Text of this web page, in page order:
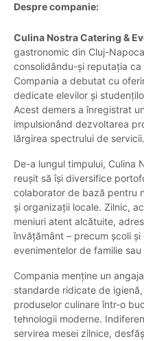
Despre companie:
Culina Nostra Catering &
gastronomic din Cluj-
consolidându-și reputația
Compania a debutat cu
dedicate elevilor și
Acest demers a înregistrat
impulsionând dezvoltarea
lărgirea spectrului de servicii.
De-a lungul timpului, Culina
reușit să își diversifice
colaborator de bază pentru
și organizații locale. Zilnic,
meniuri atent alcătuite,
învățământ – precum școli
evenimentelor de familie
Compania menține un
standarde ridicate de
produselor culinare într-o
tehnologii moderne.
servirea mesei zilnice,